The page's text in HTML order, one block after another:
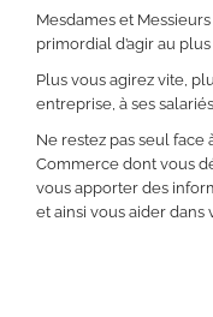
Mesdames et
primordial d’agir au
Plus vous agirez vite,
entreprise, à ses
Ne restez pas seul face
Commerce dont vous
vous apporter des
et ainsi vous aider dans